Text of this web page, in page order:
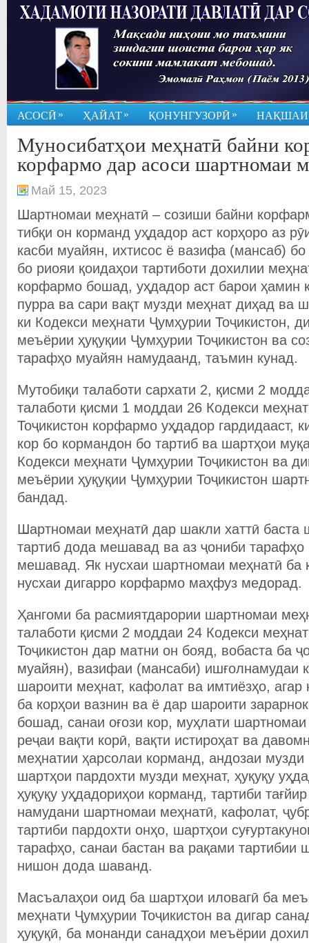
АСОСӢ » ҲАЙАТ» ҚОНУНГУЗОРӢ »
Муносибатҳои меҳнатӣ байни
корфармо дар асоси шартномаи
Май 15, 2023
Шартномаи меҳнатӣ – созиши байни
тибқи он корманд уҳдадор аст корҳоро аз
касби муайян, ихтисос ё вазифа (мансаб)
бо риояи қоидаҳои тартиботи дохилии
корфармо бошад, уҳдадор аст барои ҳамин
пурра ва сари вақт музди меҳнат диҳад ва
ки Кодекси меҳнати Ҷумҳурии Тоҷикистон,
меъёрии ҳуқуқии Ҷумҳурии Тоҷикистон ва
тарафҳо муайян намудаанд, таъмин кунад.
Мутобиқи талаботи сархати 2, қисми 2
талаботи қисми 1 моддаи 26 Кодекси
Тоҷикистон корфармо уҳдадор гардидааст,
кор бо кормандон бо тартиб ва шартҳои
Кодекси меҳнати Ҷумҳурии Тоҷикистон ва
меъёрии ҳуқуқии Ҷумҳурии Тоҷикистон
бандад.
Шартномаи меҳнатӣ дар шакли хаттӣ баста
тартиб дода мешавад ва аз ҷониби тарафҳо
мешавад. Як нусхаи шартномаи меҳнатӣ ба
нусхаи дигарро корфармо маҳфуз медорад.
Ҳангоми ба расмиятдарории шартномаи
талаботи қисми 2 моддаи 24 Кодекси
Тоҷикистон дар матни он бояд, вобаста ба
муайян), вазифаи (мансаби) ишғолнамудаи
шароити меҳнат, кафолат ва имтиёзҳо,
ба корҳои вазнин ва ё дар шароити
бошад, санаи оғози кор, муҳлати
реҷаи вақти корӣ, вақти истироҳат ва
меҳнатии ҳарсолаи корманд, андозаи музди
шартҳои пардохти музди меҳнат, ҳуқуқу
ҳуқуқу уҳдадориҳои корманд, тартиби
намудани шартномаи меҳнатӣ, кафолат,
тартиби пардохти онҳо, шартҳои
тарафҳо, санаи бастан ва рақами тартибии
нишон дода шаванд.
Масъалаҳои оид ба шартҳои иловагӣ ба
меҳнати Ҷумҳурии Тоҷикистон ва дигар
ҳуқуқӣ, ба монанди санадҳои меъёрии